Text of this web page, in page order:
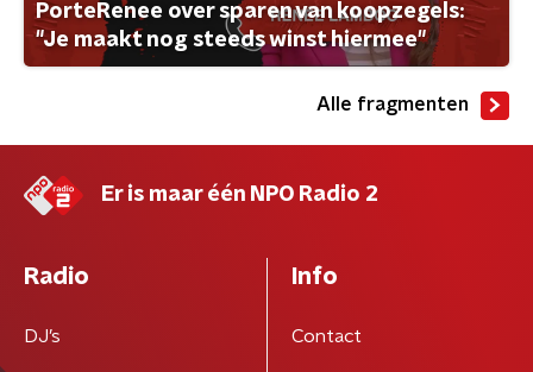
PorteRenee over sparen van koopzegels:
"Je maakt nog steeds winst hiermee"
Alle fragmenten
Er is maar één NPO Radio 2
Radio
DJ’s
Info
Contact